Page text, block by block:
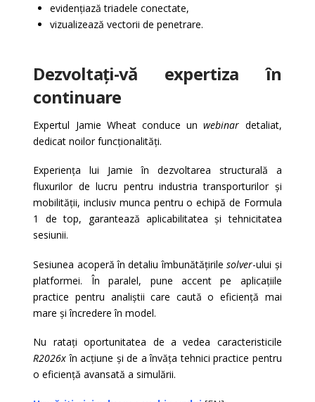
evidențiază triadele conectate,
vizualizează vectorii de penetrare.
Dezvoltați-vă expertiza în
continuare
Expertul Jamie Wheat conduce unwebinar detaliat,
dedicat noilor funcționalități.
Experiența lui Jamie în dezvoltarea structurală a
fluxurilor de lucru pentru industria transporturilor și
mobilității, inclusiv munca pentru o echipă de Formula
1 de top, garantează aplicabilitatea și tehnicitatea
sesiunii.
Sesiunea acoperă în detaliu îmbunătățirilesolver-ului și
platformei. În paralel, pune accent pe aplicațiile
practice pentru analiștii care caută o eficiență mai
mare și încredere în model.
Nu ratați oportunitatea de a vedea caracteristicile
R2026x în acțiune și de a învăța tehnici practice pentru
o eficiență avansată a simulării.